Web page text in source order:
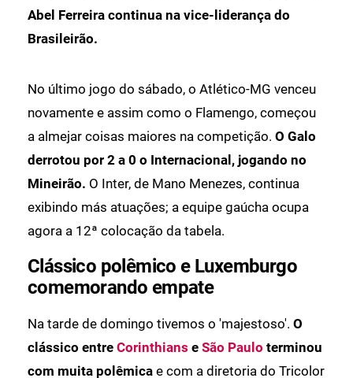
Abel Ferreira continua na vice-liderança do
Brasileirão.
No último jogo do sábado, o Atlético-MG venceu
novamente e assim como o Flamengo, começou
a almejar coisas maiores na competição. O Galo
derrotou por 2 a 0 o Internacional, jogando no
Mineirão. O Inter, de Mano Menezes, continua
exibindo más atuações; a equipe gaúcha ocupa
agora a 12ª colocação da tabela.
Clássico polêmico e Luxemburgo
comemorando empate
Na tarde de domingo tivemos o 'majestoso'. O
clássico entre Corinthians e São Paulo terminou
com muita polêmica e com a diretoria do Tricolor